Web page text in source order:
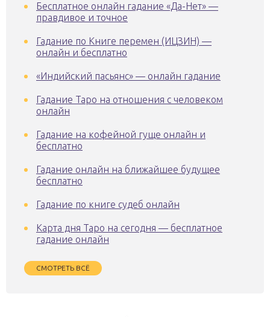
Бесплатное онлайн гадание «Да-Нет» —
правдивое и точное
Гадание по Книге перемен (ИЦЗИН) —
онлайн и бесплатно
«Индийский пасьянс» — онлайн гадание
Гадание Таро на отношения с человеком
онлайн
Гадание на кофейной гуще онлайн и
бесплатно
Гадание онлайн на ближайшее будущее
бесплатно
Гадание по книге судеб онлайн
Карта дня Таро на сегодня — бесплатное
гадание онлайн
СМОТРЕТЬ ВСЁ